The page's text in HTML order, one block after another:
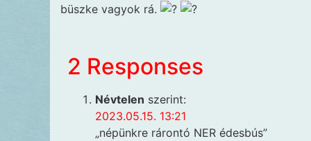
büszke vagyok rá.
2 Responses
Névtelen szerint:
2023.05.15. 13:21
„népünkre rárontó NER édesbús”